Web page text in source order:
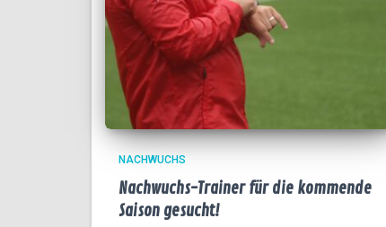
NACHWUCHS
Nachwuchs-Trainer für die kommende
Saison gesucht!